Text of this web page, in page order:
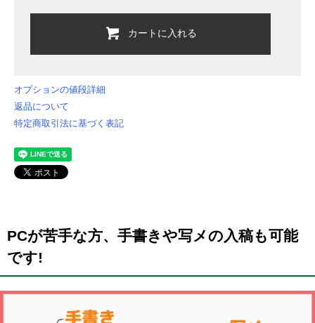
カートに入れる
オプションの値段詳細
返品について
特定商取引法に基づく表記
PCが苦手な方、手書きや写メの入稿も可能
です!